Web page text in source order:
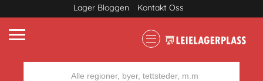
Lager Bloggen Kontakt Oss